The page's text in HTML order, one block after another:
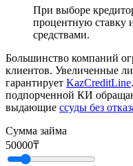
При выборе
процентную ставку
средствами.
Большинство компаний
клиентов. Увеличенные
гарантирует KazCreditLine
подпорченной КИ
выдающие ссуды без
Сумма займа
50000₸